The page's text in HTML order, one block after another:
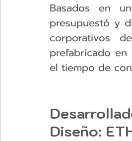
Basados en
presupuestó y
corporativos
prefabricado
el tiempo de
Diseño: